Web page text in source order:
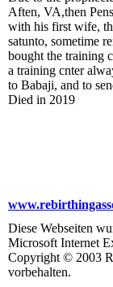
Aften, VA,then
with his first wife,
satunto, sometime
bought the training
a training cnter
to Babaji, and to
Died in 2019
Diese Webseiten
Microsoft Internet
Copyright © 2003
vorbehalten.